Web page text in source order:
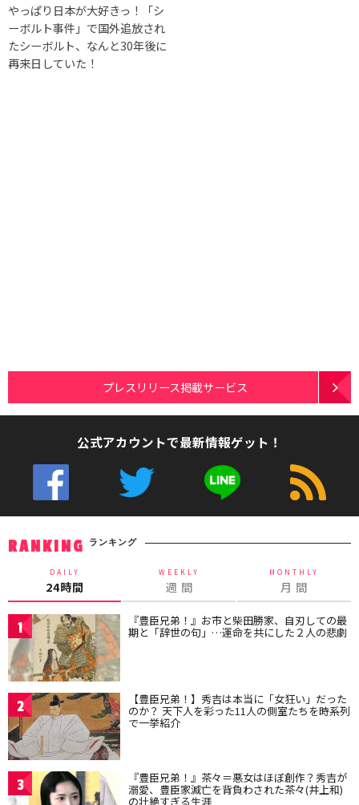
やっぱり日本が大好きっ！「シ
ーボルト事件」で国外追放され
たシーボルト、なんと30年後に
再来日していた！
プレスリリース掲載サービス
公式アカウントで最新情報ゲット！
RANKING ランキング
DAILY
24時間
WEEKLY
週 間
MONTHLY
月 間
1 『豊臣兄弟！』お市と柴田勝家、自刃しての最
期と「辞世の句」…運命を共にした２人の悲劇
2 【豊臣兄弟！】秀吉は本当に「女狂い」だった
のか？ 天下人を彩った11人の側室たちを時系列
で一挙紹介
3 『豊臣兄弟！』茶々＝悪女はほぼ創作？秀吉が
溺愛、豊臣家滅亡を背負わされた茶々(井上和)
の壮絶すぎる生涯